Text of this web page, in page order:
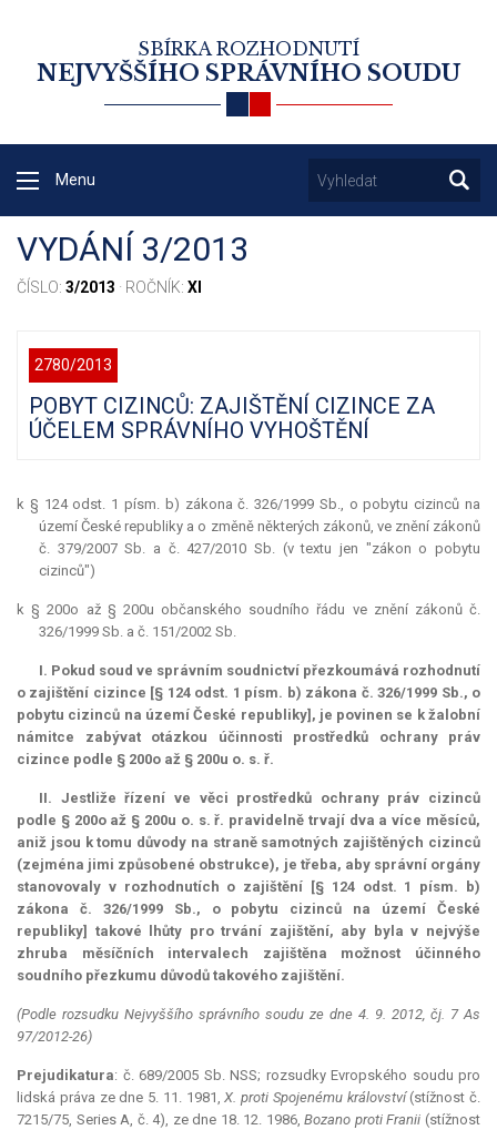
SBÍRKA ROZHODNUTÍ
NEJVYŠŠÍHO SPRÁVNÍHO SOUDU
Menu
VYDÁNÍ 3/2013
ČÍSLO: 3/2013 · ROČNÍK: XI
2780/2013
POBYT CIZINCŮ: ZAJIŠTĚNÍ CIZINCE ZA
ÚČELEM SPRÁVNÍHO VYHOŠTĚNÍ
k § 124 odst. 1 písm. b) zákona č. 326/1999 Sb., o pobytu cizinců na
území České republiky a o změně některých zákonů, ve znění zákonů
č. 379/2007 Sb. a č. 427/2010 Sb. (v textu jen "zákon o pobytu
cizinců")
k § 200o až § 200u občanského soudního řádu ve znění zákonů č.
326/1999 Sb. a č. 151/2002 Sb.
I. Pokud soud ve správním soudnictví přezkoumává rozhodnutí
o zajištění cizince [§ 124 odst. 1 písm. b) zákona č. 326/1999 Sb., o
pobytu cizinců na území České republiky], je povinen se k žalobní
námitce zabývat otázkou účinnosti prostředků ochrany práv
cizince podle § 200o až § 200u o. s. ř.
II. Jestliže řízení ve věci prostředků ochrany práv cizinců
podle § 200o až § 200u o. s. ř. pravidelně trvají dva a více měsíců,
aniž jsou k tomu důvody na straně samotných zajištěných cizinců
(zejména jimi způsobené obstrukce), je třeba, aby správní orgány
stanovovaly v rozhodnutích o zajištění [§ 124 odst. 1 písm. b)
zákona č. 326/1999 Sb., o pobytu cizinců na území České
republiky] takové lhůty pro trvání zajištění, aby byla v nejvýše
zhruba měsíčních intervalech zajištěna možnost účinného
soudního přezkumu důvodů takového zajištění.
(Podle rozsudku Nejvyššího správního soudu ze dne 4. 9. 2012, čj. 7 As
97/2012-26)
Prejudikatura: č. 689/2005 Sb. NSS; rozsudky Evropského soudu pro
lidská práva ze dne 5. 11. 1981,X. proti Spojenému království (stížnost č.
7215/75, Series A, č. 4), ze dne 18. 12. 1986,Bozano proti Franii (stížnost